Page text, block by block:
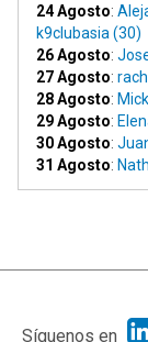
24 Agosto:
k9clubasia (30)
26 Agosto:
27 Agosto:
28 Agosto:
29 Agosto:
30 Agosto:
31 Agosto:
Síguenos en